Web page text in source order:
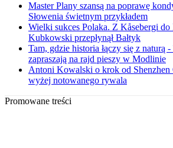
Master Plany szansą na poprawę
Słowenia świetnym przykładem
Wielki sukces Polaka. Z Kåsebergi
Kubkowski przepłynął Bałtyk
Tam, gdzie historia łączy się z naturą
zapraszają na rajd pieszy w Modlinie
Antoni Kowalski o krok od Shenzhen
wyżej notowanego rywala
Promowane treści